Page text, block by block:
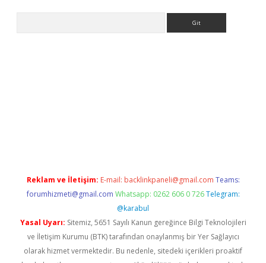
Reklam ve İletişim: E-mail: backlinkpaneli@gmail.com Teams:
forumhizmeti@gmail.com Whatsapp: 0262 606 0 726 Telegram:
@karabul
Yasal Uyarı: Sitemiz, 5651 Sayılı Kanun gereğince Bilgi Teknolojileri
ve İletişim Kurumu (BTK) tarafından onaylanmış bir Yer Sağlayıcı
olarak hizmet vermektedir. Bu nedenle, sitedeki içerikleri proaktif